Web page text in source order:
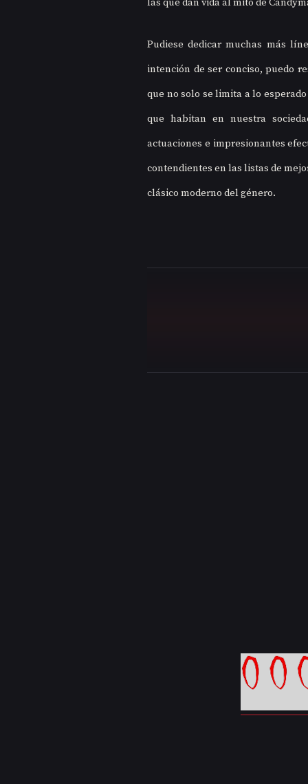
las que dan vida al mito de
Pudiese dedicar muchas más
intención de ser conciso, puedo
que no solo se limita a lo
que habitan en nuestra
actuaciones e impresionantes
contendientes en las listas de
clásico moderno del género.